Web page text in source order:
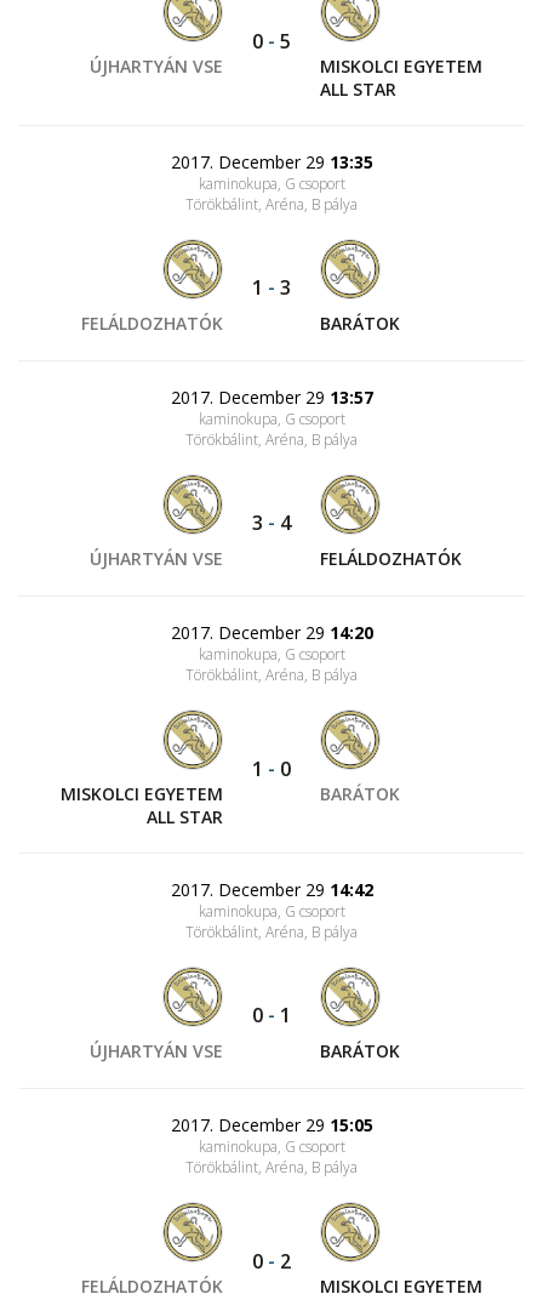
ÚJHARTYÁN VSE
0 - 5
MISKOLCI EGYETEM
ALL STAR
2017. December 29 13:35
kaminokupa, G csoport
Törökbálint, Aréna, B pálya
FELÁLDOZHATÓK
1 - 3
BARÁTOK
2017. December 29 13:57
kaminokupa, G csoport
Törökbálint, Aréna, B pálya
ÚJHARTYÁN VSE
3 - 4
FELÁLDOZHATÓK
2017. December 29 14:20
kaminokupa, G csoport
Törökbálint, Aréna, B pálya
MISKOLCI EGYETEM
ALL STAR
1 - 0
BARÁTOK
2017. December 29 14:42
kaminokupa, G csoport
Törökbálint, Aréna, B pálya
ÚJHARTYÁN VSE
0 - 1
BARÁTOK
2017. December 29 15:05
kaminokupa, G csoport
Törökbálint, Aréna, B pálya
FELÁLDOZHATÓK
0 - 2
MISKOLCI EGYETEM